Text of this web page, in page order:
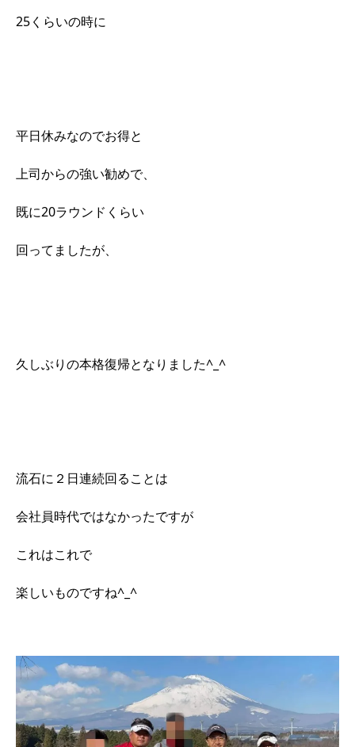
25くらいの時に
平日休みなのでお得と
上司からの強い勧めで、
既に20ラウンドくらい
回ってましたが、
久しぶりの本格復帰となりました^_^
流石に２日連続回ることは
会社員時代ではなかったですが
これはこれで
楽しいものですね^_^